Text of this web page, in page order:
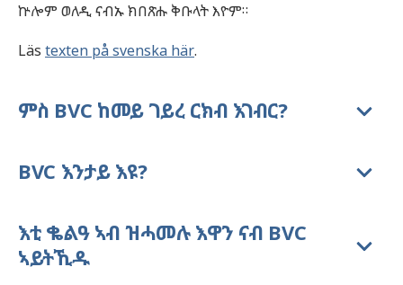
ኵሎም ወለዲ ናብኡ ክበጽሑ ቅቡላት እዮም።
Läs texten på svenska här.
ምስ BVC ከመይ ገይረ ርክብ እገብር?
BVC እንታይ እዩ?
እቲ ቈልዓ ኣብ ዝሓመሉ እዋን ናብ BVC
ኣይትኺዱ